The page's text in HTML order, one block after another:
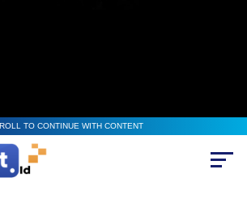
TO CONTINUE WITH CONTENT